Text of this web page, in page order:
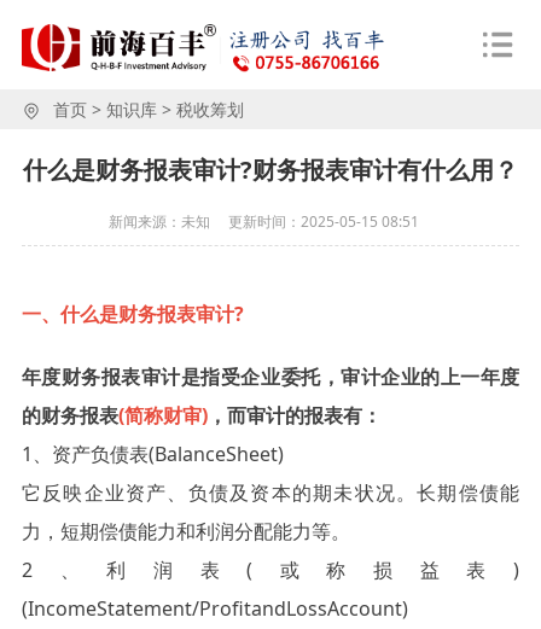
首页> 知识库> 税收筹划
什么是财务报表审计?财务报表审计有什么用？
新闻来源：未知 更新时间： 2025-05-15 08:51
一、什么是财务报表审计?
年度财务报表审计是指受企业委托，审计企业的上一年度
的财务报表(简称财审)，而审计的报表有：
1、资产负债表(BalanceSheet)
它反映企业资产、负债及资本的期未状况。长期偿债能
力，短期偿债能力和利润分配能力等。
2、利润表(或称损益表)
(IncomeStatement/ProfitandLossAccount)